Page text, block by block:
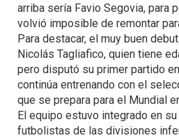
arriba sería Favio Segovia, para
volvió imposible de remontar
Para destacar, el muy buen
Nicolás Tagliafico, quien tiene
pero disputó su primer partido
continúa entrenando con el
que se prepara para el Mundial
El equipo estuvo integrado en
futbolistas de las divisiones